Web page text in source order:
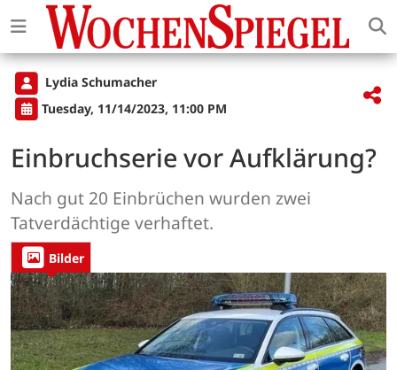
Lydia Schumacher
Tuesday, 11/14/2023, 11:00 PM
Einbruchserie vor Aufklärung?
Nach gut 20 Einbrüchen wurden zwei
Tatverdächtige verhaftet.
Bilder